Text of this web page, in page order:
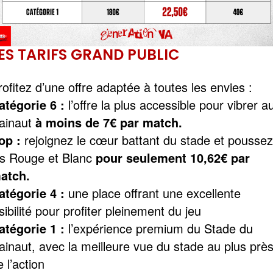
TARIFS GRAND PUBLIC
d’une offre adaptée à toutes les envies :
6 : l’offre la plus accessible pour vibrer
à moins de 7€ par match.
: rejoignez le cœur battant du stade et poussez
Rouge et Blanc pour seulement 10,62€ par
4 : une place offrant une excellente
pour profiter pleinement du jeu
1 : l’expérience premium du Stade du
avec la meilleure vue du stade au plus près
l’action